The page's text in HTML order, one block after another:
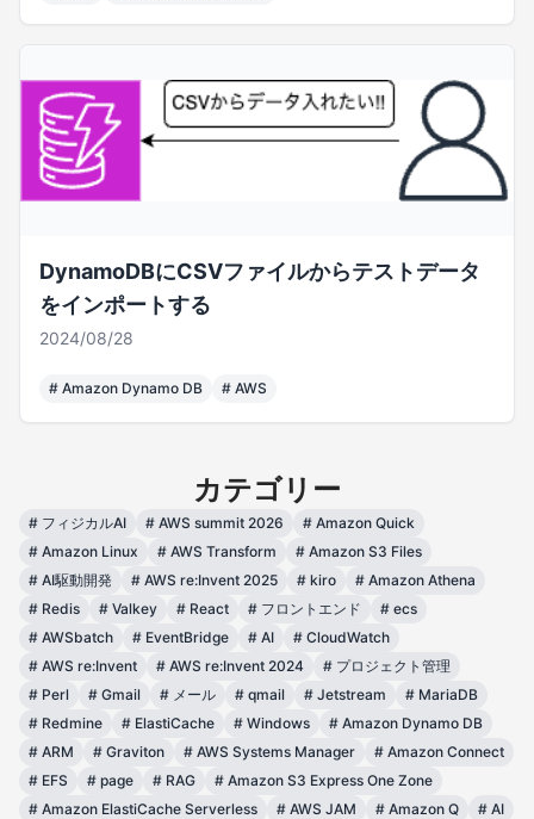
DynamoDBにCSVファイルからテストデータ
をインポートする
2024/08/28
# Amazon Dynamo DB # AWS
カテゴリー
# フィジカルAI # AWS summit 2026 # Amazon Quick
# Amazon Linux # AWS Transform # Amazon S3 Files
# AI駆動開発 # AWS re:Invent 2025 # kiro # Amazon Athena
# Redis # Valkey # React # フロントエンド # ecs
# AWSbatch # EventBridge # AI # CloudWatch
# AWS re:Invent # AWS re:Invent 2024 # プロジェクト管理
# Perl # Gmail # メール # qmail # Jetstream # MariaDB
# Redmine # ElastiCache # Windows # Amazon Dynamo DB
# ARM # Graviton # AWS Systems Manager # Amazon Connect
# EFS # page # RAG # Amazon S3 Express One Zone
# Amazon ElastiCache Serverless # AWS JAM # Amazon Q # AI